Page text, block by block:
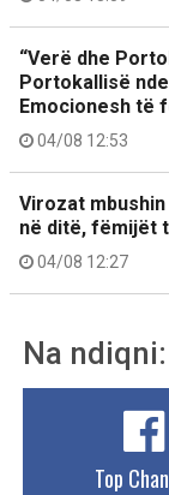
“Verë dhe
Portokallisë
Emocionesh të
04/08 12:53
Virozat
në ditë, fëmijët
04/08 12:27
Na ndiqni:
Top